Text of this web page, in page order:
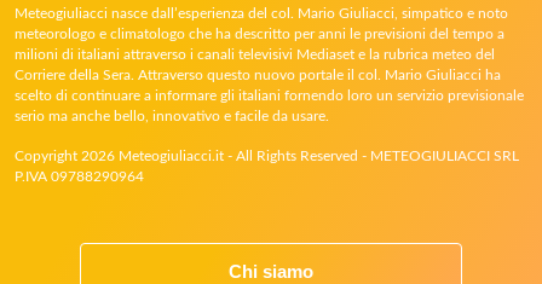
Meteogiuliacci nasce dall’esperienza del col. Mario Giuliacci, simpatico e noto
meteorologo e climatologo che ha descritto per anni le previsioni del tempo a
milioni di italiani attraverso i canali televisivi Mediaset e la rubrica meteo del
Corriere della Sera. Attraverso questo nuovo portale il col. Mario Giuliacci ha
scelto di continuare a informare gli italiani fornendo loro un servizio previsionale
serio ma anche bello, innovativo e facile da usare.
Copyright 2026 Meteogiuliacci.it - All Rights Reserved - METEOGIULIACCI SRL
P.IVA 09788290964
Chi siamo